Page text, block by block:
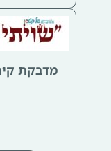
מדבקת